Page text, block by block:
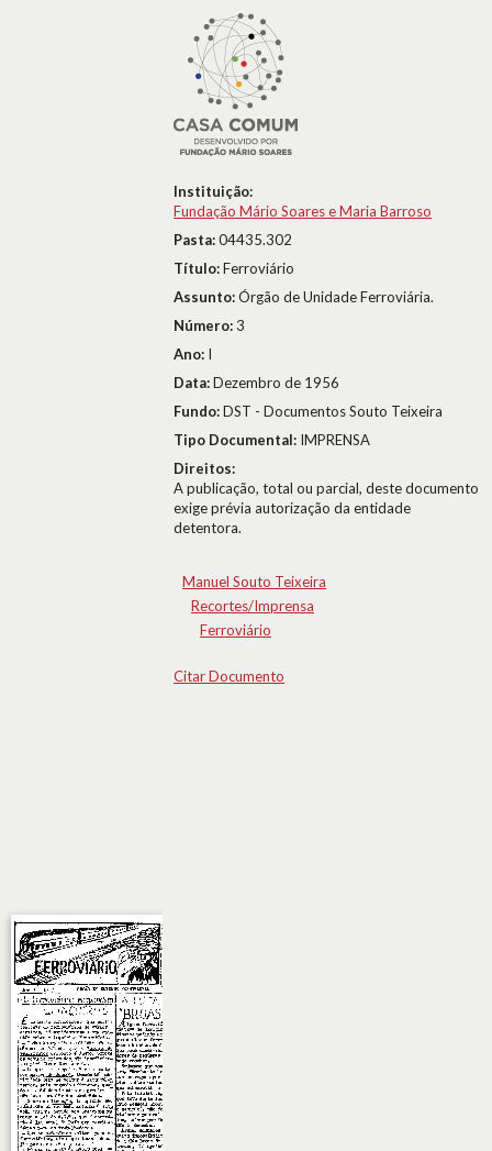
Instituição:
Fundação Mário Soares e Maria Barroso
Pasta:04435.302
Título:Ferroviário
Assunto:Órgão de Unidade Ferroviária.
Número:3
Ano: I
Data:Dezembro de 1956
Fundo:DST - Documentos Souto Teixeira
Tipo Documental: IMPRENSA
Direitos:
A publicação, total ou parcial, deste documento
exige prévia autorização da entidade
detentora.
Manuel Souto Teixeira
Recortes/Imprensa
Ferroviário
Citar Documento